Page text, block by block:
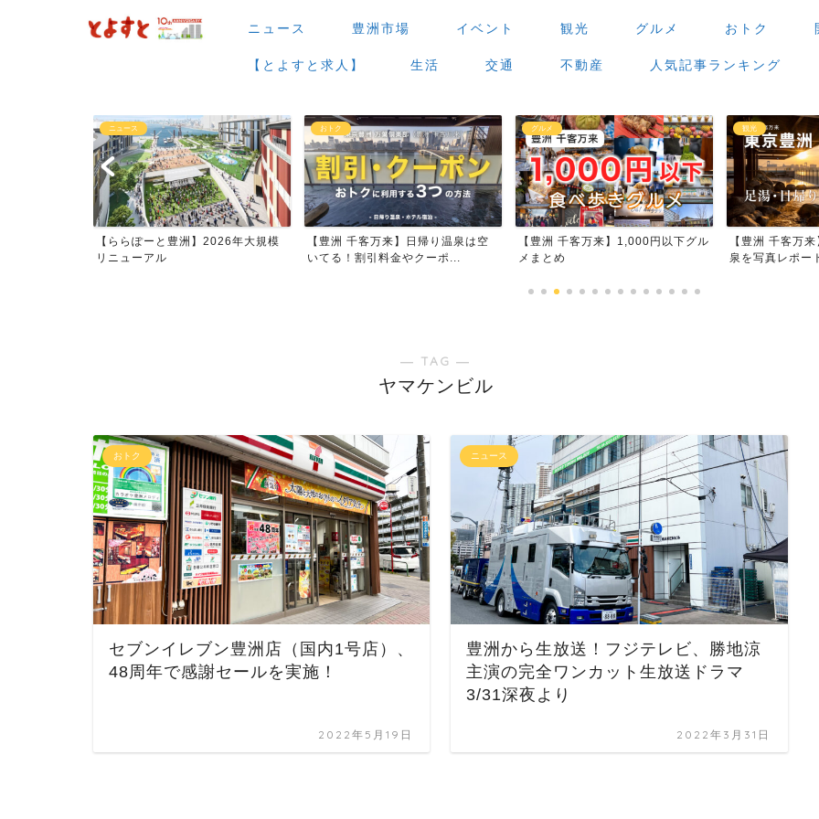
ニュース 豊洲市場 イベント 観光 グルメ おトク
【とよすと求人】 生活 交通 不動産 人気記事ランキング
ぽーと豊洲】2026年大規模
おトク
【豊洲 千客万来】日帰り温泉は空
いてる！割引料金やクーポ...
グルメ
【豊洲 千客万来】1,000円以下グル
メまとめ
観光
【豊洲 千客万来】足湯・日帰り温
― TAG ―
ヤマケンビル
おトク
セブンイレブン豊洲店（国内1号店）、
48周年で感謝セールを実施！
2022年5月19日
ニュース
豊洲から生放送！フジテレビ、勝地涼
主演の完全ワンカット生放送ドラマ
3/31深夜より
2022年3月31日